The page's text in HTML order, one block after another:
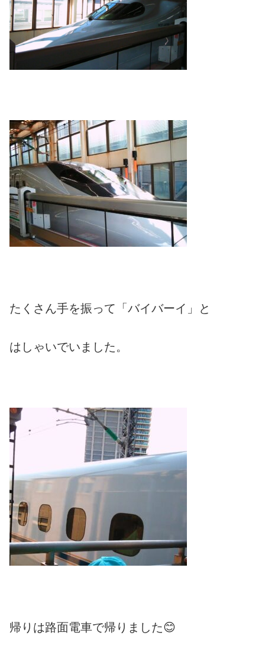
たくさん手を振って「バイバーイ」と
はしゃいでいました。
帰りは路面電車で帰りました😊